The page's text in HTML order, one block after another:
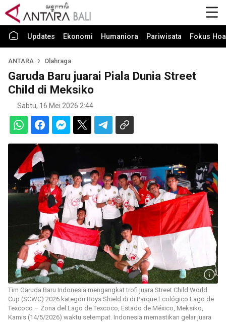
Updates Ekonomi Humaniora Pariwisata Fokus
ANTARA Olahraga
Garuda Baru juarai Piala Dunia Street
Child di Meksiko
Sabtu, 16 Mei 2026 2:44
Tim Garuda Baru Indonesia mengangkat trofi juara Street Child World
Cup (SCWC) 2026 kategori Boys Shield di di Parque Ecológico Lago de
Texcoco – Zona del Lago de Texcoco, Estado de México, Meksiko,
Kamis (14/5/2026) waktu setempat. Indonesia memastikan gelar juara